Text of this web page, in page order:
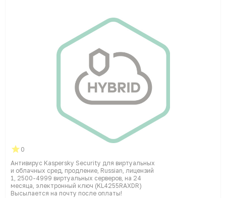
0
Антивирус Kaspersky Security для виртуальных
и облачных сред, продление, Russian, лицензий
1, 2500-4999 виртуальных серверов, на 24
месяца, электронный ключ (KL4255RAXDR)
Высылается на почту после оплаты!